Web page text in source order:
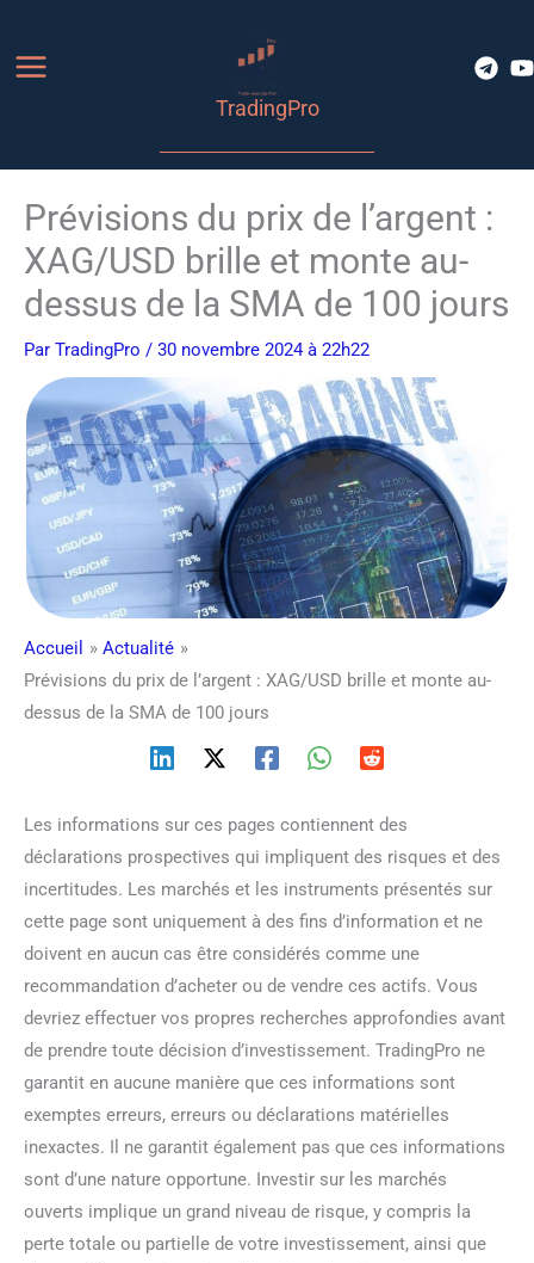
contenu
TradingPro
Prévisions du prix de l’argent :
XAG/USD brille et monte au-
dessus de la SMA de 100 jours
Par TradingPro / 30 novembre 2024 à 22h22
Accueil
Actualité
Prévisions du prix de l’argent : XAG/USD brille et monte au-
dessus de la SMA de 100 jours
Les informations sur ces pages contiennent des
déclarations prospectives qui impliquent des risques et des
incertitudes. Les marchés et les instruments présentés sur
cette page sont uniquement à des fins d’information et ne
doivent en aucun cas être considérés comme une
recommandation d’acheter ou de vendre ces actifs. Vous
devriez effectuer vos propres recherches approfondies avant
de prendre toute décision d’investissement. TradingPro ne
garantit en aucune manière que ces informations sont
exemptes erreurs, erreurs ou déclarations matérielles
inexactes. Il ne garantit également pas que ces informations
sont d’une nature opportune. Investir sur les marchés
ouverts implique un grand niveau de risque, y compris la
perte totale ou partielle de votre investissement, ainsi que